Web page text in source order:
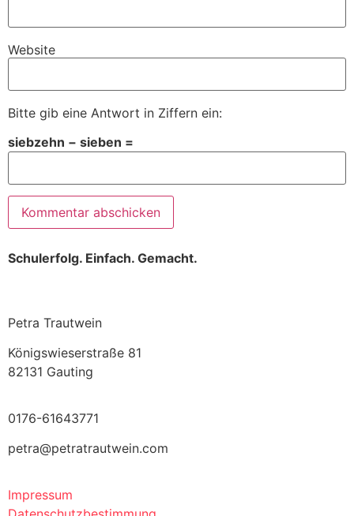
Website
Bitte gib eine Antwort in Ziffern ein:
siebzehn − sieben =
Schulerfolg. Einfach. Gemacht.
Petra Trautwein
Königswieserstraße 81
82131 Gauting
0176-61643771
petra@petratrautwein.com
Impressum